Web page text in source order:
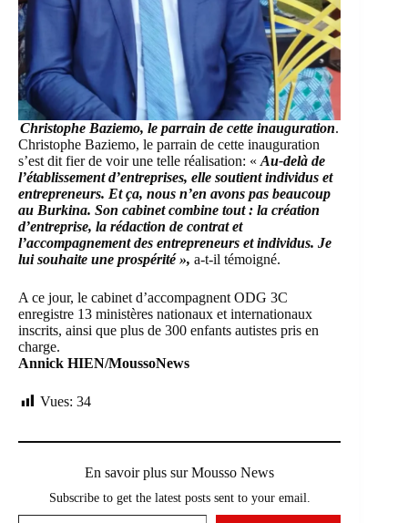
Christophe Baziemo, le parrain de cette inauguration.
Christophe Baziemo, le parrain de cette inauguration
s’est dit fier de voir une telle réalisation: « Au-delà de
l’établissement d’entreprises, elle soutient individus et
entrepreneurs. Et ça, nous n’en avons pas beaucoup
au Burkina. Son cabinet combine tout : la création
d’entreprise, la rédaction de contrat et
l’accompagnement des entrepreneurs et individus. Je
lui souhaite une prospérité », a-t-il témoigné.
A ce jour, le cabinet d’accompagnent ODG 3C
enregistre 13 ministères nationaux et internationaux
inscrits, ainsi que plus de 300 enfants autistes pris en
charge.
Annick HIEN/MoussoNews
Vues: 34
En savoir plus sur Mousso News
Subscribe to get the latest posts sent to your email.
Saisissez votre adresse e-mail…